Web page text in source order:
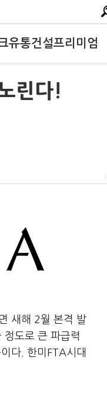
유통건설프리미엄
린다!
새해 2월 본격 발
정도로 큰 파급력
다. 한미FTA시대